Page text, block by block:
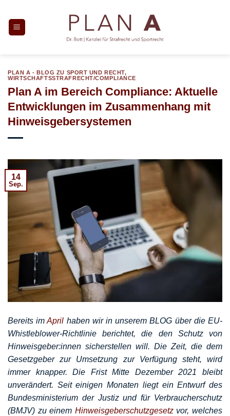
Inhalt
springen
PLAN A - BLOG ZU SPORT UND RECHT,
WIRTSCHAFTSSTRAFRECHT/COMPLIANCE
Plan A im Bereich Compliance: Aktuelle
Entwicklungen im Zusammenhang mit
Hinweisgebersystemen
14
Sep.
Bereits imApril haben wir in unserem BLOG über die EU-
Whistleblower-Richtlinie berichtet, die den Schutz von
Hinweisgeber:innen sicherstellen will. Die Zeit, die dem
Gesetzgeber zur Umsetzung zur Verfügung steht, wird
immer knapper. Die Frist Mitte Dezember 2021 bleibt
unverändert. Seit einigen Monaten liegt ein Entwurf des
Bundesministerium der Justiz und für Verbraucherschutz
(BMJV) zu einem Hinweisgeberschutzgesetzvor, welches